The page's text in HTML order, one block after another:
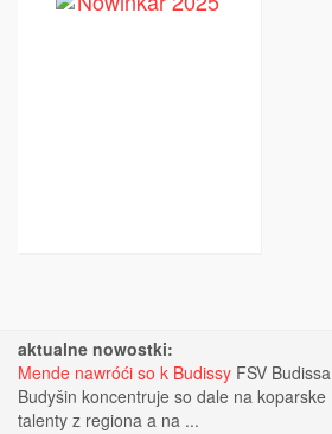
aktualne nowostki:
Mende nawróći so k Budissy FSV Budissa
Budyšin koncentruje so dale na koparske
talenty z regiona a na ...